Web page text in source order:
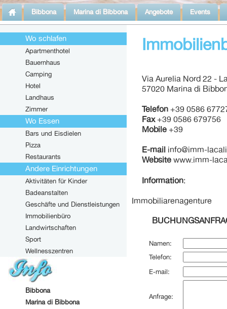
Bibbona Marina di Bibbona Angebote Events
Wo schlafen
Apartmenthotel
Bauernhaus
Camping
Hotel
Landhaus
Zimmer
Wo Essen
Bars und Eisdielen
Pizza
Restaurants
Andere Einrichtungen
Aktivitäten für Kinder
Badeanstalten
Geschäfte und Dienstleistungen
Immobilienbüro
Landwirtschaften
Sport
Wellnesszentren
Bibbona
Marina di Bibbona
Via Aurelia Nord 22 -
57020 Marina di
Telefon +39 0586
Fax+39 0586 679756
Mobile +39
E-mail info@imm-
Website www.imm-
Information:
Immobiliarenagenture
Namen:
Telefon:
E-mail:
Anfrage: